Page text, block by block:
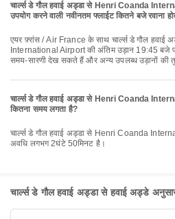
चार्ल्स डे गौल हवाई अड्डा से Henri Coanda
उपयोग करने वाली नवीनतम फ्लाईट कितने बजे रवाना
एयर फ़्रांस / Air France के साथ चार्ल्स डे गौल हवाई अड्डा से Henri Coanda
International Airport की अंतिम उड़ान 19:45 बजे
समय-सारणी देख सकते हैं और अन्य उपलब्ध उड़ानों की
चार्ल्स डे गौल हवाई अड्डा से Henri Coanda
कितना समय लगता है?
चार्ल्स डे गौल हवाई अड्डा से Henri Coanda International Airport तक की फ्लाइट की
अवधि लगभग 2घंटे 50मिनट है।
चार्ल्स डे गौल हवाई अड्डा से हवाई अड्डे अनुसार